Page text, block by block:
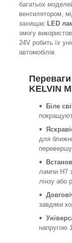
багатьох
вентилятором,
захищає LED
змогу
24V робить їх
автомобілів.
KELVIN
Біле
для
лампи H7
лінзу або
завдяки
напругою